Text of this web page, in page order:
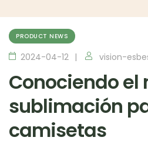
PRODUCT NEWS
2024-04-12 vision-
Conociendo el
sublimación
camisetas